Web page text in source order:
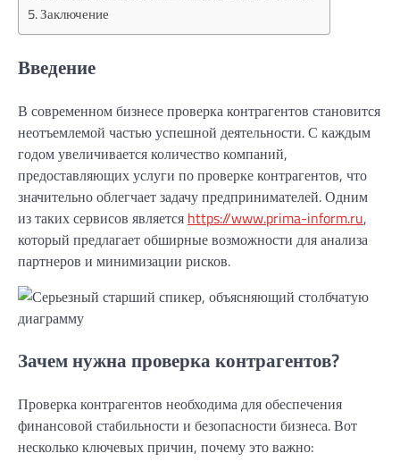
Заключение
Введение
В современном бизнесе проверка контрагентов становится
неотъемлемой частью успешной деятельности. С каждым
годом увеличивается количество компаний,
предоставляющих услуги по проверке контрагентов, что
значительно облегчает задачу предпринимателей. Одним
из таких сервисов является https://www.prima-inform.ru,
который предлагает обширные возможности для анализа
партнеров и минимизации рисков.
Зачем нужна проверка контрагентов?
Проверка контрагентов необходима для обеспечения
финансовой стабильности и безопасности бизнеса. Вот
несколько ключевых причин, почему это важно: